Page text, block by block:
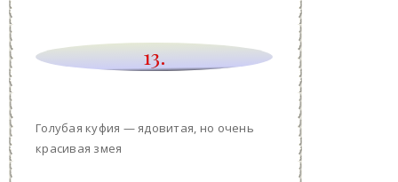
13.
Голубая куфия — ядовитая, но очень
красивая змея